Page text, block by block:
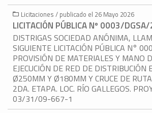
Licitaciones / publicado el 26 Mayo 2026
LICITACIÓN PÚBLICA Nº 0003/
DISTRIGAS SOCIEDAD ANÓNIMA,
SIGUIENTE LICITACIÓN PÚBLICA N°
PROVISIÓN DE MATERIALES Y MANO
EJECUCIÓN DE RED DE DISTRIBUCIÓN
Ø250MM Y Ø180MM Y CRUCE DE
2DA. ETAPA. LOC. RÍO GALLEGOS.
03/31/09-667-1